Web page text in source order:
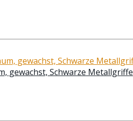
gewachst, Schwarze Metallgriffe